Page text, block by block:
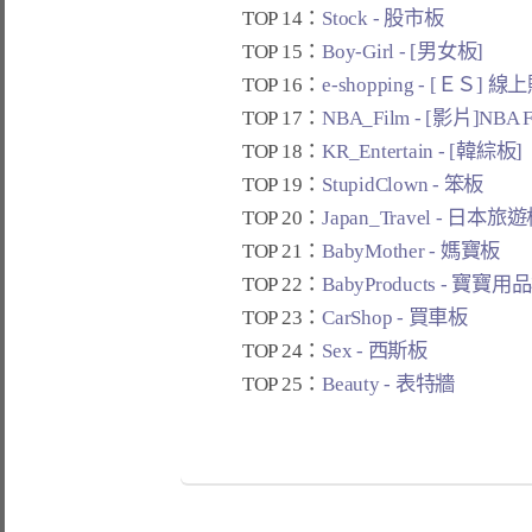
TOP 14： Stock - 股市板
TOP 15：Boy-Girl - [男女板]
TOP 16：e-shopping - [ＥＳ] 線
TOP 17：NBA_Film - [影片]NBA
TOP 18：KR_Entertain - [韓綜板]
TOP 19： StupidClown - 笨板
TOP 20：Japan_Travel - 日本旅遊
TOP 21：BabyMother - 媽寶板
TOP 22：BabyProducts - 寶寶用
TOP 23：CarShop - 買車板
TOP 24： Sex - 西斯板
TOP 25：Beauty - 表特牆